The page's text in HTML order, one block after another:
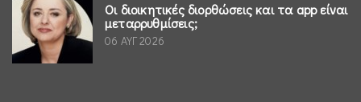
Οι διοικητικές διορθώσεις και τα app είναι
μεταρρυθμίσεις;
06 ΑΥΓ 2026